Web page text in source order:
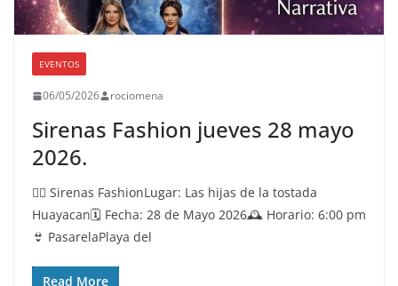
EVENTOS
06/05/2026 rociomena
Sirenas Fashion jueves 28 mayo
2026.
🧜‍♀️ Sirenas FashionLugar: Las hijas de la tostada
Huayacan🗓️ Fecha: 28 de Mayo 2026🕰️ Horario: 6:00 pm
👙 PasarelaPlaya del
Read More